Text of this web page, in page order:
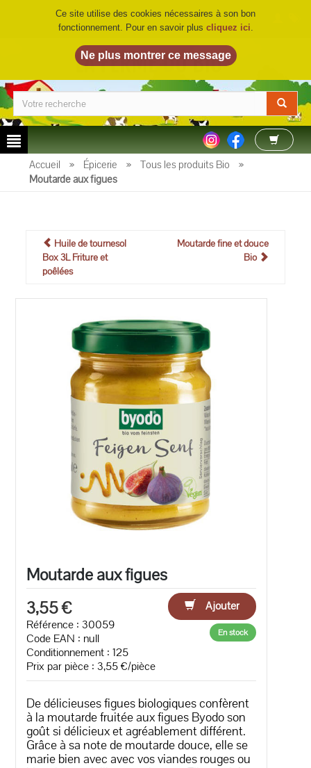
LA FERME DU BIO©
Accueil » Épicerie » Tous les produits Bio
»
Moutarde aux figues
Huile de tournesol
Box 3L Friture et
poêlées
Moutarde fine et douce
Bio
Moutarde aux figues
3,55 €
Ajouter
Référence : 30059
Code EAN : null
Conditionnement : 125
Prix par pièce : 3,55 €/pièce
En stock
De délicieuses figues biologiques confèrent
à la moutarde fruitée aux figues Byodo son
goût si délicieux et agréablement différent.
Grâce à sa note de moutarde douce, elle se
marie bien avec avec vos viandes rouges ou
Ce site utilise des cookies nécessaires à son bon
fonctionnement. Pour en savoir plus cliquez ici.